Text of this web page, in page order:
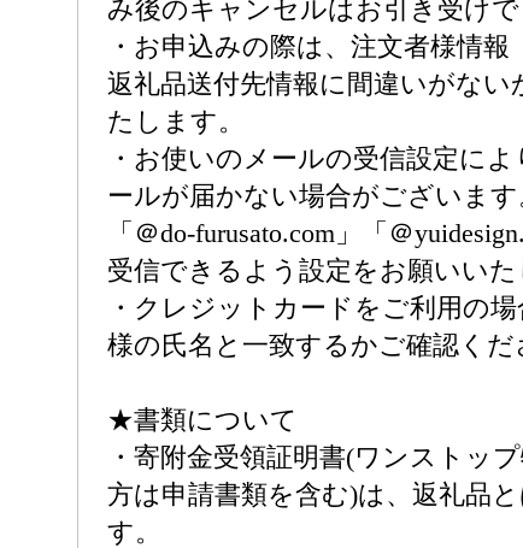
み後のキャンセルはお引き受けで
・お申込みの際は、注文者様情
返礼品送付先情報に間違いがない
たします。
・お使いのメールの受信設定に
ールが届かない場合がございます
「＠do-furusato.com」「＠
受信できるよう設定をお願いいた
・クレジットカードをご利用の
様の氏名と一致するかご確認くだ
★書類について
・寄附金受領証明書(ワンストッ
方は申請書類を含む)は、返礼品
す。